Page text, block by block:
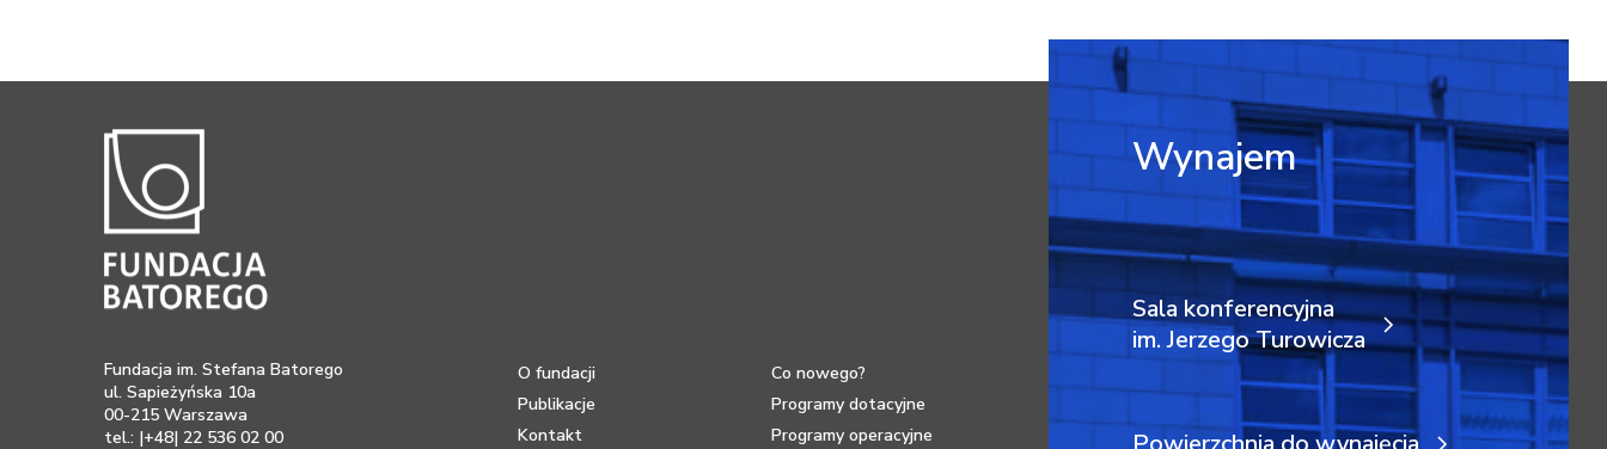
Fundacja im. Stefana Batorego
ul. Sapieżyńska 10a
00-215 Warszawa
tel.: |+48| 22 536 02 00
O fundacji
Publikacje
Kontakt
Co nowego?
Programy dotacyjne
Programy operacyjne
Wynajem
Sala konferencyjna
im. Jerzego Turowicza